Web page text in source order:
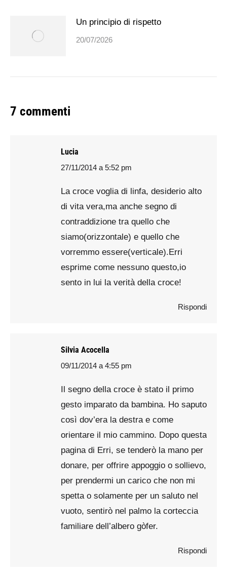
Un principio di rispetto
20/07/2026
7 commenti
Lucia
says:
27/11/2014 a 5:52 pm
La croce voglia di linfa, desiderio alto
di vita vera,ma anche segno di
contraddizione tra quello che
siamo(orizzontale) e quello che
vorremmo essere(verticale).Erri
esprime come nessuno questo,io
sento in lui la verità della croce!
Rispondi
Silvia Acocella
says:
09/11/2014 a 4:55 pm
Il segno della croce è stato il primo
gesto imparato da bambina. Ho saputo
così dov’era la destra e come
orientare il mio cammino. Dopo questa
pagina di Erri, se tenderò la mano per
donare, per offrire appoggio o sollievo,
per prendermi un carico che non mi
spetta o solamente per un saluto nel
vuoto, sentirò nel palmo la corteccia
familiare dell’albero gòfer.
Rispondi